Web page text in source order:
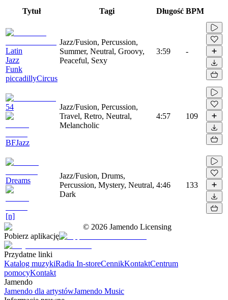
Tytuł Tagi Długość BPM
Latin
Jazz
Funk
piccadillyCircus
Jazz/Fusion, Percussion,
Summer, Neutral, Groovy,
Peaceful, Sexy
3:59 -
54
BFJazz
Jazz/Fusion, Percussion,
Travel, Retro, Neutral,
Melancholic
4:57 109
Dreams
[n]
Jazz/Fusion, Drums,
Percussion, Mystery, Neutral,
Dark
4:46 133
© 2026 Jamendo Licensing
Pobierz aplikację
Przydatne linki
Katalog muzykiRadia In-storeCennikKontaktCentrum
pomocyKontakt
Jamendo
Jamendo dla artystówJamendo Music